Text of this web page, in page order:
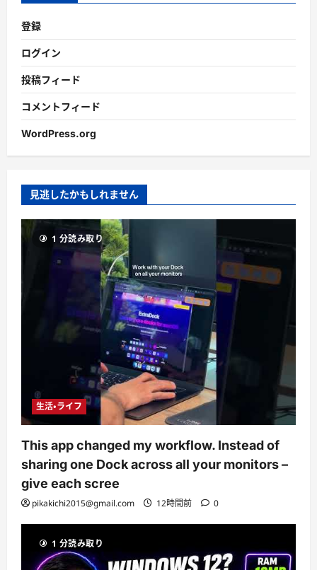
登録
ログイン
投稿フィード
コメントフィード
WordPress.org
見逃したかもしれません
1 分読み取り
生活・ライフ
This app changed my workflow. Instead of
sharing one Dock across all your monitors –
give each scree
pikakichi2015@gmail.com 12時間前 0
1 分読み取り